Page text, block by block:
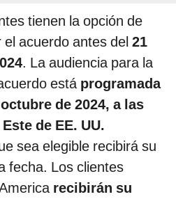
tienen la opción de
acuerdo antes del 21
. La audiencia para la
estáprogramada
de 2024, a las
de EE. UU.
sea elegible recibirá su
fecha. Los clientes
recibirán su